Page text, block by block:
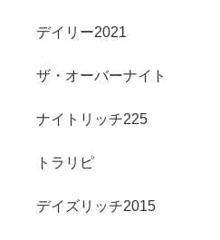
デイリー2021
ザ・オーバーナイト
ナイトリッチ225
トラリピ
デイズリッチ2015